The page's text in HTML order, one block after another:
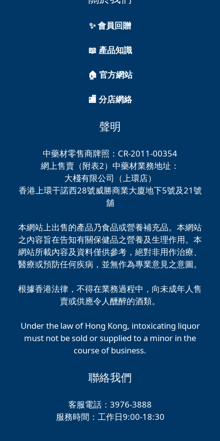
✨ 會員回贈
📖 產品知識
🏠 官方網站
🏬 分店網絡
聲明
中藥材零售商牌照：CR-2011-00354
網上售賣（附表2）中藥材業務地址：
大棧有限公司（上環店）
香港上環干諾西28號威勝商業大廈地下5號及21號
舖
本網站上出售的產品乃食品或營養補充品。本網站
之內容旨在告知有關保健品之營養及生理作用。本
網站所載內容及資料僅供參考，絕對非用作治療、
醫療或預防任何疾病，並無作為專業意見之意圖。
根據香港法律，不得在業務過程中，向未成年人售
賣或供應令人醺醉的酒類。
Under the law of Hong Kong, intoxicating liquor
must not be sold or supplied to a minor in the
course of business.
聯絡我們
客服電話：3976-3888
服務時間：工作日9:00-18:30